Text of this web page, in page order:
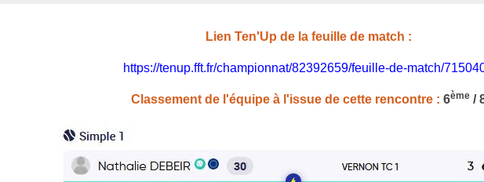
Lien Ten'Up de la feuille de match :
https://tenup.fft.fr/championnat/82392659/feuille-de-match/
Classement de l'équipe à l'issue de cette rencontre : 6ème/